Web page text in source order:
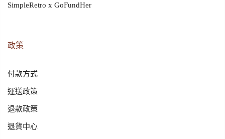
SimpleRetro x GoFundHer
政策
付款方式
運送政策
退款政策
退貨中心